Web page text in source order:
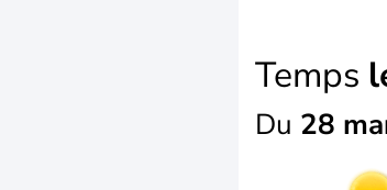
Temps
Du 28